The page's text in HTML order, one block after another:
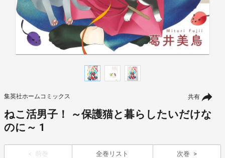
共有
集英社ホームコミックス
ねこ活男子！ ～保護猫と暮らしたいだけな
のに～ 1
前巻 全巻リスト 次巻